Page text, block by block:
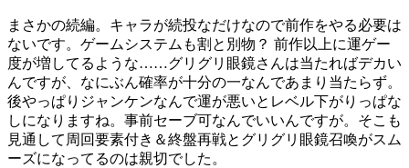
まさかの続編。キャラが続投なだけなので前作をやる必要は
ないです。ゲームシステムも割と別物？ 前作以上に運ゲー
度が増してるような……グリグリ眼鏡さんは当たればデカい
んですが、なにぶん確率が十分の一なんであまり当たらず。
後やっぱりジャンケンなんで運が悪いとレベル下がりっぱな
しになりますね。事前セーブ可なんでいいんですが。そこも
見通して周回要素付き＆終盤再戦とグリグリ眼鏡召喚がスム
ーズになってるのは親切でした。